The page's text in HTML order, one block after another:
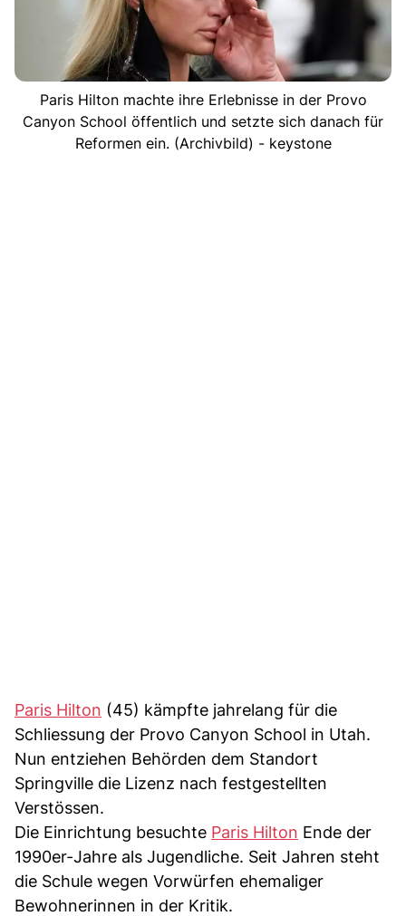
Paris Hilton machte ihre Erlebnisse in der Provo
Canyon School öffentlich und setzte sich danach für
Reformen ein. (Archivbild) - keystone
Paris Hilton (45) kämpfte jahrelang für die
Schliessung der Provo Canyon School in Utah.
Nun entziehen Behörden dem Standort
Springville die Lizenz nach festgestellten
Verstössen.
Die Einrichtung besuchte Paris Hilton Ende der
1990er-Jahre als Jugendliche. Seit Jahren steht
die Schule wegen Vorwürfen ehemaliger
Bewohnerinnen in der Kritik.